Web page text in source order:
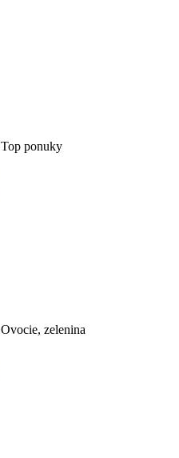
Top ponuky
Ovocie, zelenina